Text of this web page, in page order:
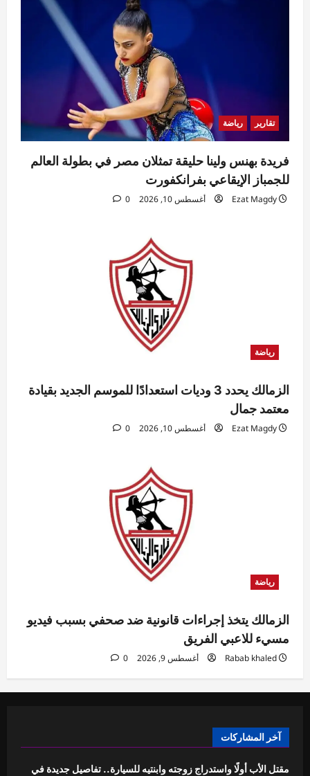
تقارير رياضة
فريدة بهنس ولينا حليقة تمثلان مصر في بطولة العالم
للجمباز الإيقاعي بفرانكفورت
Ezat Magdy أغسطس 10, 2026 0
رياضة
الزمالك يحدد 3 وديات استعدادًا للموسم الجديد بقيادة
معتمد جمال
Ezat Magdy أغسطس 10, 2026 0
رياضة
الزمالك يتخذ إجراءات قانونية ضد صحفي بسبب فيديو
مسيء للاعبي الفريق
Rabab khaled أغسطس 9, 2026 0
آخر المشاركات
مقتل الأب أولًا واستدراج زوجته وابنتيه للسيارة.. تفاصيل جديدة في